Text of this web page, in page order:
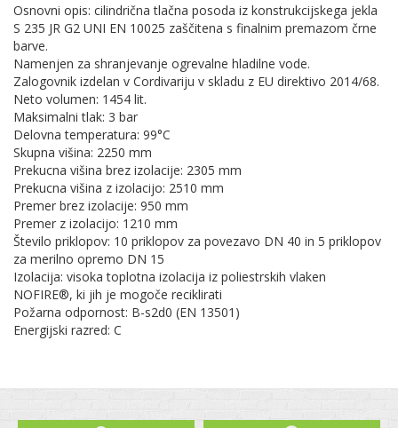
Osnovni opis: cilindrična tlačna posoda iz konstrukcijskega jekla
S 235 JR G2 UNI EN 10025 zaščitena s finalnim premazom črne
barve.
Namenjen za shranjevanje ogrevalne hladilne vode.
Zalogovnik izdelan v Cordivariju v skladu z EU direktivo 2014/68.
Neto volumen: 1454 lit.
Maksimalni tlak: 3 bar
Delovna temperatura: 99°C
Skupna višina: 2250 mm
Prekucna višina brez izolacije: 2305 mm
Prekucna višina z izolacijo: 2510 mm
Premer brez izolacije: 950 mm
Premer z izolacijo: 1210 mm
Število priklopov: 10 priklopov za povezavo DN 40 in 5 priklopov
za merilno opremo DN 15
Izolacija: visoka toplotna izolacija iz poliestrskih vlaken
NOFIRE®, ki jih je mogoče reciklirati
Požarna odpornost: B-s2d0 (EN 13501)
Energijski razred: C